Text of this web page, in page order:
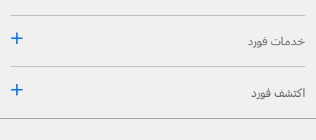
خدمات فورد
اكتشف فورد